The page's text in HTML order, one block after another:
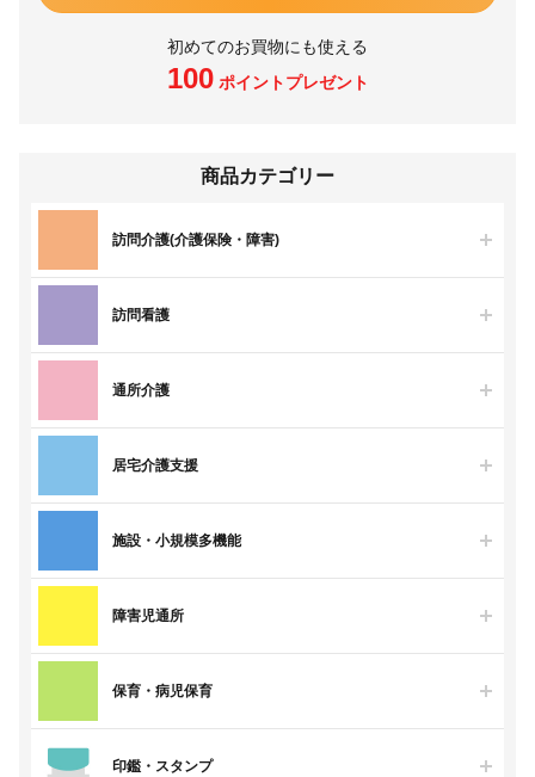
初めてのお買物にも使える
100ポイントプレゼント
商品カテゴリー
訪問介護(介護保険・障害)
訪問看護
通所介護
居宅介護支援
施設・小規模多機能
障害児通所
保育・病児保育
印鑑・スタンプ